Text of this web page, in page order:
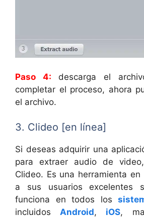
Paso 4: descarga el
completar el proceso, ahora
el archivo.
3. Clideo [en línea]
Si deseas adquirir una
para extraer audio de
Clideo. Es una herramienta
a sus usuarios excelentes
funciona en todos los
incluidosAndroid, iOS,